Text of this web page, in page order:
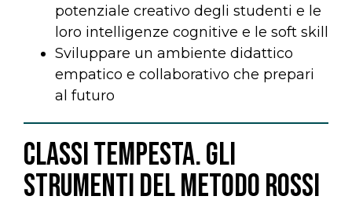
potenziale creativo degli studenti e le
loro intelligenze cognitive e le soft skill
Sviluppare un ambiente didattico
empatico e collaborativo che prepari
al futuro
Classi tempesta. Gli
strumenti del Metodo Rossi